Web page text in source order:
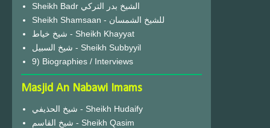
Sheikh Badr الشيخ بدر التركي
Sheikh Shamsaan - للشيخ الشمسان
شيخ خياط - Sheikh Khayyat
شيخ السبيل - Sheikh Subbyyil
9) Biographies / Interviews
Masjid An Nabawi Imams
شيخ الحذيفي - Sheikh Hudaify
شيخ القاسم - Sheikh Qasim